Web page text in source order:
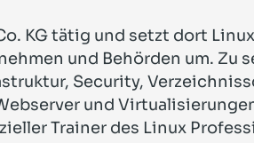
KG tätig und setzt dort
und Behörden um. Zu
Security,
und
Trainer des Linux